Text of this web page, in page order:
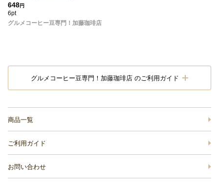
648円
6pt
グルメコーヒー豆専門！加藤珈琲店
グルメコーヒー豆専門！加藤珈琲店 のご利用ガイド
商品一覧
ご利用ガイド
お問い合わせ